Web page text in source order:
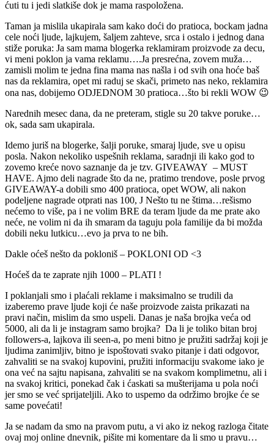
ćuti tu i jedi slatkiše dok je mama raspoložena.
Taman ja mislila ukapirala sam kako doći do pratioca, bockam jadna
cele noći ljude, lajkujem, šaljem zahteve, srca i ostalo i jednog dana
stiže poruka: Ja sam mama blogerka reklamiram proizvode za decu,
vi meni poklon ja vama reklamu….Ja presrećna, zovem muža…
zamisli molim te jedna fina mama nas našla i od svih ona hoće baš
nas da reklamira, opet mi raduj se skači, primeto nas neko, reklamira
ona nas, dobijemo ODJEDNOM 30 pratioca…što bi rekli WOW 😉
Narednih mesec dana, da ne preteram, stigle su 20 takve poruke…
ok, sada sam ukapirala.
Idemo juriš na blogerke, šalji poruke, smaraj ljude, sve u opisu
posla. Nakon nekoliko uspešnih reklama, saradnji ili kako god to
zovemo kreće novo saznanje da je tzv. GIVEAWAY – MUST
HAVE. Ajmo deli nagrade što da ne, pratimo trendove, posle prvog
GIVEAWAY-a dobili smo 400 pratioca, opet WOW, ali nakon
podeljene nagrade otprati nas 100, J Nešto tu ne štima…rešismo
nećemo to više, pa i ne volim BRE da teram ljude da me prate ako
neće, ne volim ni da ih smaram da taguju pola familije da bi možda
dobili neku lutkicu…evo ja prva to ne bih.
Dakle oćeš nešto da pokloniš – POKLONI OD <3
Hoćeš da te zaprate njih 1000 – PLATI !
I poklanjali smo i plaćali reklame i maksimalno se trudili da
izaberemo prave ljude koji će naše proizvode zaista prikazati na
pravi način, mislim da smo uspeli. Danas je naša brojka veća od
5000, ali da li je instagram samo brojka? Da li je toliko bitan broj
followers-a, lajkova ili seen-a, po meni bitno je pružiti sadržaj koji je
ljudima zanimljiv, bitno je ispoštovati svako pitanje i dati odgovor,
zahvaliti se na svakoj kupovini, pružiti informaciju svakome iako je
ona već na sajtu napisana, zahvaliti se na svakom komplimetnu, ali i
na svakoj kritici, ponekad čak i ćaskati sa mušterijama u pola noći
jer smo se već sprijateljili. Ako to uspemo da održimo brojke će se
same povećati!
Ja se nadam da smo na pravom putu, a vi ako iz nekog razloga čitate
ovaj moj online dnevnik, pišite mi komentare da li smo u pravu…